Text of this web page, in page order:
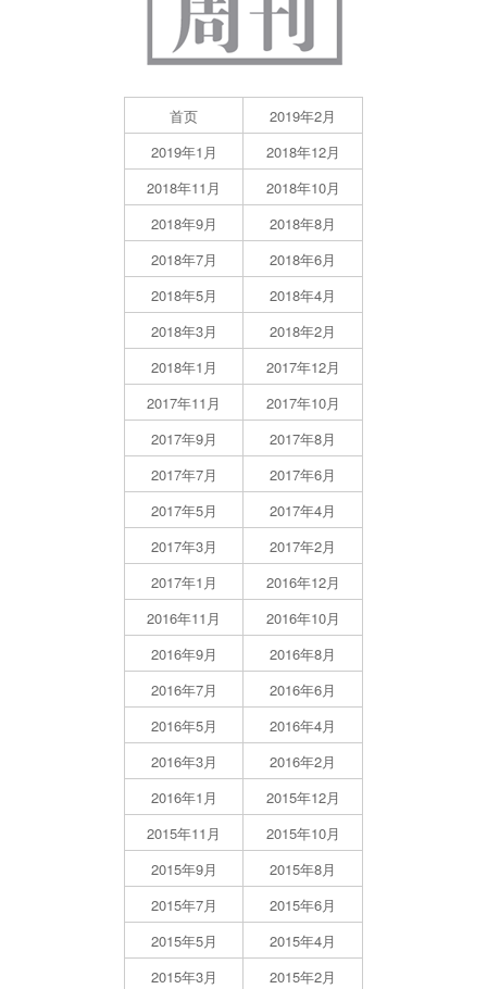
首页
2019年2月
2019年1月
2018年12月
2018年11月
2018年10月
2018年9月
2018年8月
2018年7月
2018年6月
2018年5月
2018年4月
2018年3月
2018年2月
2018年1月
2017年12月
2017年11月
2017年10月
2017年9月
2017年8月
2017年7月
2017年6月
2017年5月
2017年4月
2017年3月
2017年2月
2017年1月
2016年12月
2016年11月
2016年10月
2016年9月
2016年8月
2016年7月
2016年6月
2016年5月
2016年4月
2016年3月
2016年2月
2016年1月
2015年12月
2015年11月
2015年10月
2015年9月
2015年8月
2015年7月
2015年6月
2015年5月
2015年4月
2015年3月
2015年2月